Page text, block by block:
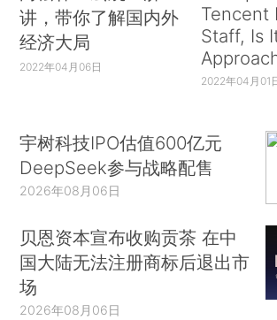
讲，带你了解国内外
经济大局
2022年04月06日
Tencent
Staff, Is
2022年04月01
宇树科技IPO估值600亿元
DeepSeek参与战略配售
2026年08月06日
贝恩资本宣布收购贡茶 在中
国大陆无法注册商标后退出市
场
2026年08月06日